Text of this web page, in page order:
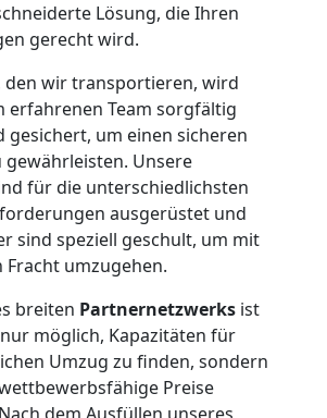
Lösung, die Ihren
gerecht wird.
den wir transportieren, wird
erfahrenen Team sorgfältig
gesichert, um einen sicheren
gewährleisten. Unsere
für die unterschiedlichsten
ausgerüstet und
sind speziell geschult, um mit
Fracht umzugehen.
breiten Partnernetzwerks ist
möglich, Kapazitäten für
Umzug zu finden, sondern
Preise
dem Ausfüllen unseres